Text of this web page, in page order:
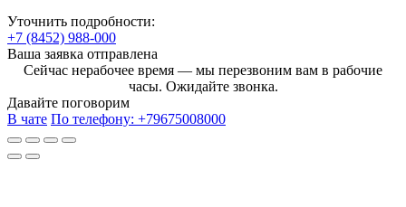
Уточнить подробности:
+7 (8452) 988-000
Ваша заявка отправлена
Сейчас нерабочее время — мы перезвоним вам в рабочие
часы. Ожидайте звонка.
Давайте поговорим
В чате По телефону: +79675008000